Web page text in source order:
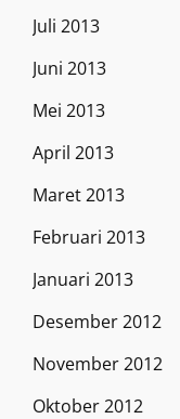
Juli 2013
Juni 2013
Mei 2013
April 2013
Maret 2013
Februari 2013
Januari 2013
Desember 2012
November 2012
Oktober 2012